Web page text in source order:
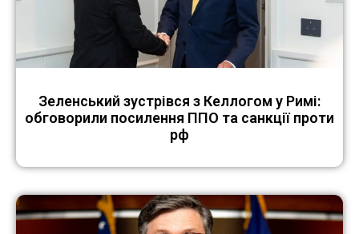
Зеленський зустрівся з Келлогом у Римі:
обговорили посилення ППО та санкції проти
рф